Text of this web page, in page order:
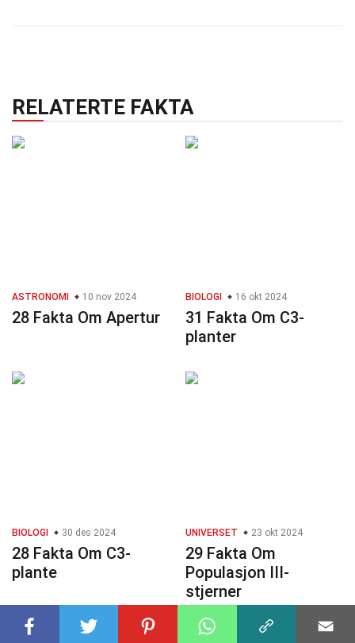
RELATERTE FAKTA
ASTRONOMI 10 nov 2024
28 Fakta Om Apertur
BIOLOGI 16 okt 2024
31 Fakta Om C3-
planter
BIOLOGI 30 des 2024
28 Fakta Om C3-
plante
UNIVERSET 23 okt 2024
29 Fakta Om
Populasjon III-
stjerner